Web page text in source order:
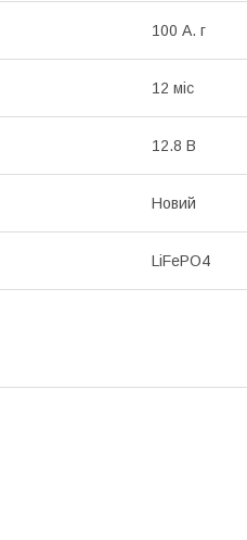
100 А. г
12 міс
12.8 В
Новий
LiFePO4